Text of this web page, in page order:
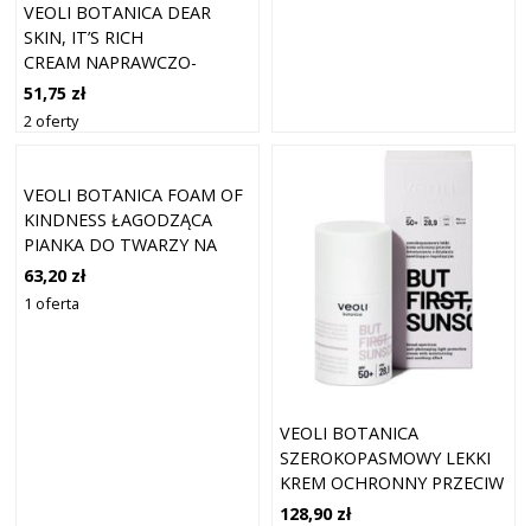
VEOLI BOTANICA DEAR
SKIN, IT’S RICH
CREAM NAPRAWCZO-
KOJĄCY KREM OKLUZYJNY
DO TWARZY, 75 ML
51,75 zł
2 oferty
VEOLI BOTANICA FOAM OF
KINDNESS ŁAGODZĄCA
PIANKA DO TWARZY NA
NACZYNKA PIANKI DO
TWARZY 150 ML
63,20 zł
1 oferta
VEOLI BOTANICA
SZEROKOPASMOWY LEKKI
KREM OCHRONNY PRZECIW
FOTOSTARZENIU O
128,90 zł